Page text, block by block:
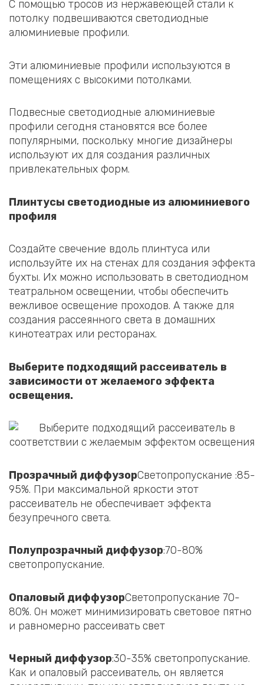
С помощью тросов из нержавеющей стали к
потолку подвешиваются светодиодные
алюминиевые профили.
Эти алюминиевые профили используются в
помещениях с высокими потолками.
Подвесные светодиодные алюминиевые
профили сегодня становятся все более
популярными, поскольку многие дизайнеры
используют их для создания различных
привлекательных форм.
Плинтусы светодиодные из алюминиевого
профиля
Создайте свечение вдоль плинтуса или
используйте их на стенах для создания эффекта
бухты. Их можно использовать в светодиодном
театральном освещении, чтобы обеспечить
вежливое освещение проходов. А также для
создания рассеянного света в домашних
кинотеатрах или ресторанах.
Выберите подходящий рассеиватель в
зависимости от желаемого эффекта
освещения.
Прозрачный диффузорСветопропускание :85-
95%. При максимальной яркости этот
рассеиватель не обеспечивает эффекта
безупречного света.
Полупрозрачный диффузор:70-80%
светопропускание.
Опаловый диффузорСветопропускание 70-
80%. Он может минимизировать световое пятно
и равномерно рассеивать свет
Черный диффузор:30-35% светопропускание.
Как и опаловый рассеиватель, он является